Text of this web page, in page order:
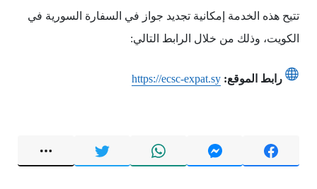
تتيح هذه الخدمة إمكانية تجديد جواز في السفارة السورية في
الكويت، وذلك من خلال الرابط التالي:
رابط الموقع: https://ecsc-expat.sy